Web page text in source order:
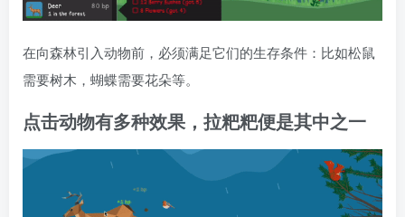
在向森林引入动物前，必须满足它们的生存条件：比如松鼠
需要树木，蝴蝶需要花朵等。
点击动物有多种效果，拉粑粑便是其中之一